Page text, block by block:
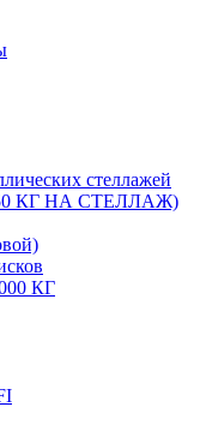
стеллажей
КГ НА СТЕЛЛАЖ)
КГ